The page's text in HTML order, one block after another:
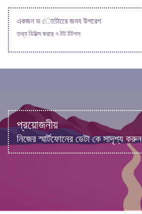
একজন ভ োটোরেে জনয উপরেশ
তথ্য ডিটক্স করার ৭ টট টটপস
প্রয়োজনীয়
নিজের স্মার্টফোনের ডেটা কে সাদৃশ্য করুন